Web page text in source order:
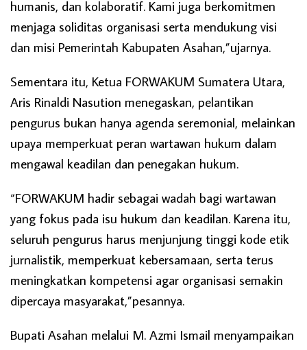
humanis, dan kolaboratif. Kami juga berkomitmen
menjaga soliditas organisasi serta mendukung visi
dan misi Pemerintah Kabupaten Asahan,”ujarnya.
Sementara itu, Ketua FORWAKUM Sumatera Utara,
Aris Rinaldi Nasution menegaskan, pelantikan
pengurus bukan hanya agenda seremonial, melainkan
upaya memperkuat peran wartawan hukum dalam
mengawal keadilan dan penegakan hukum.
“FORWAKUM hadir sebagai wadah bagi wartawan
yang fokus pada isu hukum dan keadilan. Karena itu,
seluruh pengurus harus menjunjung tinggi kode etik
jurnalistik, memperkuat kebersamaan, serta terus
meningkatkan kompetensi agar organisasi semakin
dipercaya masyarakat,”pesannya.
Bupati Asahan melalui M. Azmi Ismail menyampaikan